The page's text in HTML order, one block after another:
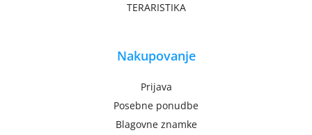
TERARISTIKA
Nakupovanje
Prijava
Posebne ponudbe
Blagovne znamke